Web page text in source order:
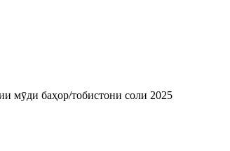
мӯди баҳор/тобистони соли 2025